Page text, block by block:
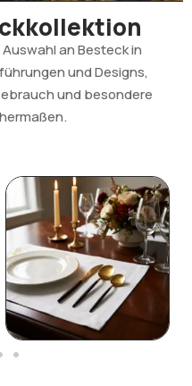
an Besteck in
und Designs,
und besondere